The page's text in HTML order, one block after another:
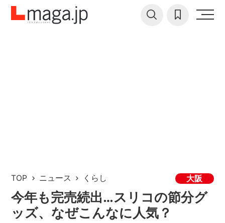
TOP ニュース くらし 大阪
今年も完売続出…スリコの節分グ
ッズ、なぜこんなに人気？